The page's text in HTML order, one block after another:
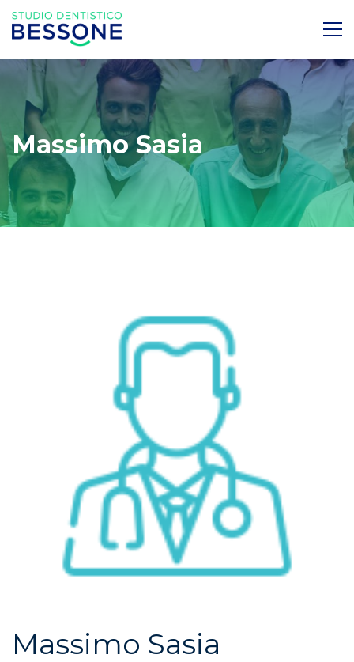
Massimo Sasia
Massimo Sasia